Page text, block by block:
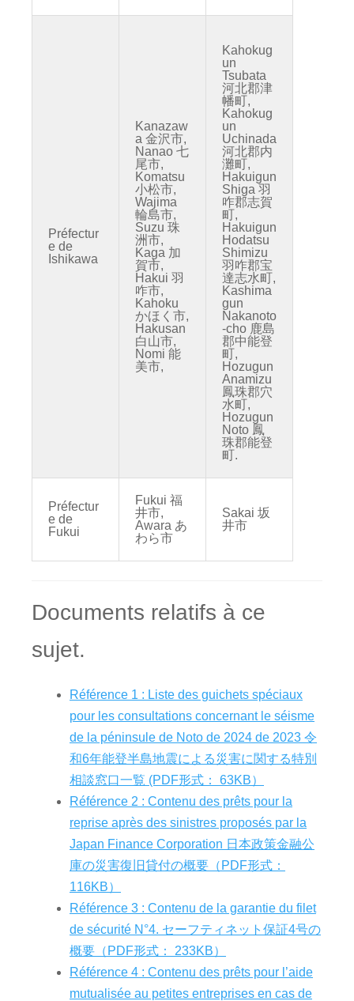
Préfectur
e de
Ishikawa
Kanazaw
a 金沢市,
Nanao 七
尾市,
Komatsu
小松市,
Wajima
輪島市,
Suzu 珠
洲市,
Kaga 加
賀市,
Hakui 羽
咋市,
Kahoku
かほく市,
Hakusan
白山市,
Nomi 能
美市,
Kahokug
un
Tsubata
河北郡津
幡町,
Kahokug
un
Uchinada
河北郡内
灘町,
Hakuigun
Shiga 羽
咋郡志賀
町,
Hakuigun
Hodatsu
Shimizu
羽咋郡宝
達志水町,
Kashima
gun
Nakanoto
-cho 鹿島
郡中能登
町,
Hozugun
Anamizu
鳳珠郡穴
水町,
Hozugun
Noto 鳳
珠郡能登
町.
Préfectur
e de
Fukui
Fukui 福
井市,
Awara あ
わら市
Sakai 坂
井市
Documents relatifs à ce
sujet.
Référence 1 : Liste des guichets spéciaux
pour les consultations concernant le séisme
de la péninsule de Noto de 2024 de 2023 令
和6年能登半島地震による災害に関する特別
相談窓口一覧 (PDF形式： 63KB）
Référence 2 : Contenu des prêts pour la
reprise après des sinistres proposés par la
Japan Finance Corporation 日本政策金融公
庫の災害復旧貸付の概要（PDF形式：
116KB）
Référence 3 : Contenu de la garantie du filet
de sécurité N°4. セーフティネット保証4号の
概要（PDF形式： 233KB）
Référence 4 : Contenu des prêts pour l’aide
mutualisée au petites entreprises en cas de